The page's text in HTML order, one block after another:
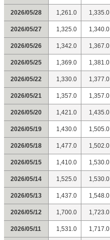
2026/05/28 1,261.0 1,335.0
2026/05/27 1,325.0 1,340.0
2026/05/26 1,342.0 1,367.0
2026/05/25 1,369.0 1,381.0
2026/05/22 1,330.0 1,377.0
2026/05/21 1,357.0 1,357.0
2026/05/20 1,421.0 1,435.0
2026/05/19 1,430.0 1,505.0
2026/05/18 1,477.0 1,502.0
2026/05/15 1,410.0 1,530.0
2026/05/14 1,525.0 1,530.0
2026/05/13 1,437.0 1,548.0
2026/05/12 1,700.0 1,723.0
2026/05/11 1,531.0 1,717.0